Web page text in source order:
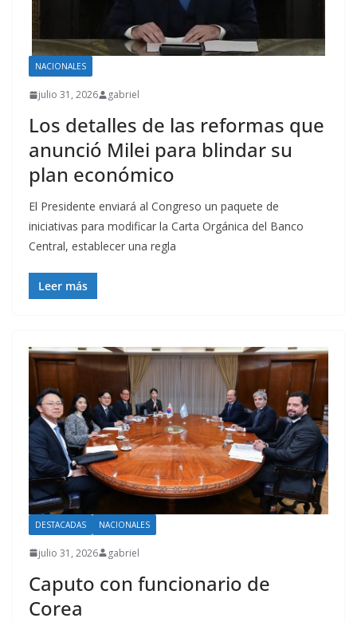
NACIONALES
julio 31, 2026 gabriel
Los detalles de las reformas que
anunció Milei para blindar su
plan económico
El Presidente enviará al Congreso un paquete de
iniciativas para modificar la Carta Orgánica del Banco
Central, establecer una regla
Leer más
DESTACADAS NACIONALES
julio 31, 2026 gabriel
Caputo con funcionario de
Corea